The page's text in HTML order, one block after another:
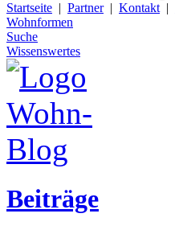
Startseite | Partner| Kontakt |
Wohnformen
Suche
Wissenswertes
Beiträge